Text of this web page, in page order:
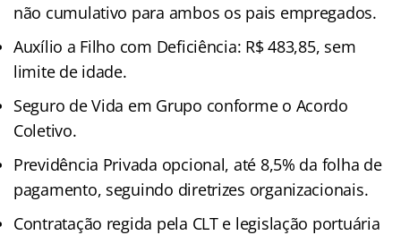
não cumulativo para ambos os pais empregados.
Auxílio a Filho com Deficiência: R$ 483,85, sem
limite de idade.
Seguro de Vida em Grupo conforme o Acordo
Coletivo.
Previdência Privada opcional, até 8,5% da folha de
pagamento, seguindo diretrizes organizacionais.
Contratação regida pela CLT e legislação portuária